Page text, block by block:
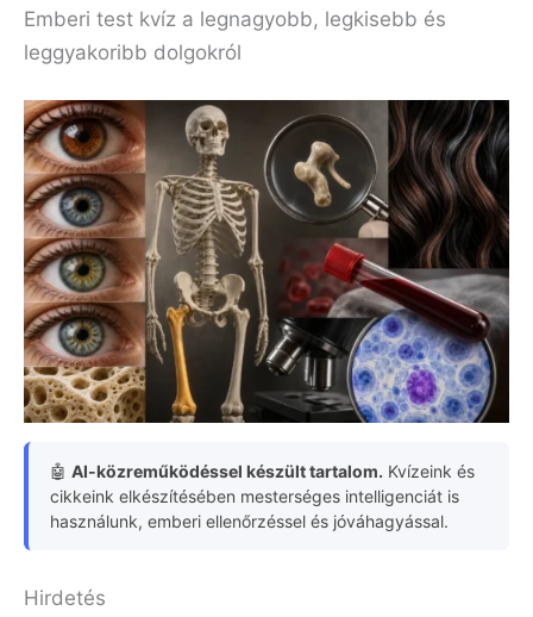
Emberi test kvíz a legnagyobb, legkisebb és
leggyakoribb dolgokról
🤖 AI-közreműködéssel készült tartalom. Kvízeink és
cikkeink elkészítésében mesterséges intelligenciát is
használunk, emberi ellenőrzéssel és jóváhagyással.
Hirdetés